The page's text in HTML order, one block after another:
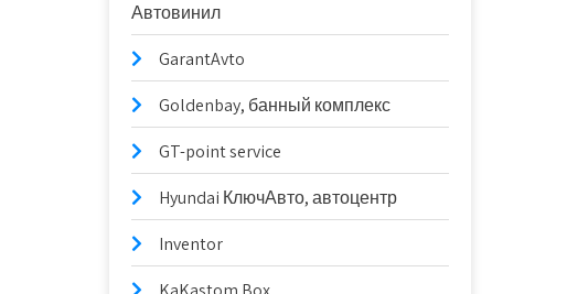
Автовинил
GarantAvto
Goldenbay, банный комплекс
GT-point service
Hyundai КлючАвто, автоцентр
Inventor